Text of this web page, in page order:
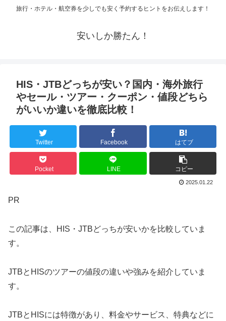
旅行・ホテル・航空券を少しでも安く予約するヒントをお伝えします！
安いしか勝たん！
HIS・JTBどっちが安い？国内・海外旅行
やセール・ツアー・クーポン・値段どちら
がいいか違いを徹底比較！
Twitter Facebook はてブ
Pocket LINE コピー
2025.01.22
PR
この記事は、HIS・JTBどっちが安いかを比較していま
す。
JTBとHISのツアーの値段の違いや強みを紹介していま
す。
JTBとHISには特徴があり、料金やサービス、特典などに